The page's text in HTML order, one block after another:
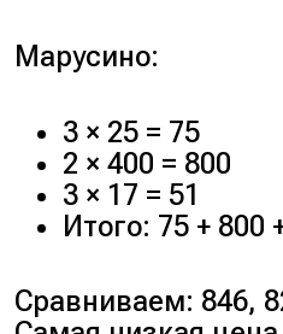
Марусино:
3 × 25 = 75
2 × 400 = 800
3 × 17 = 51
Итого: 75 + 800
Сравниваем: 846,